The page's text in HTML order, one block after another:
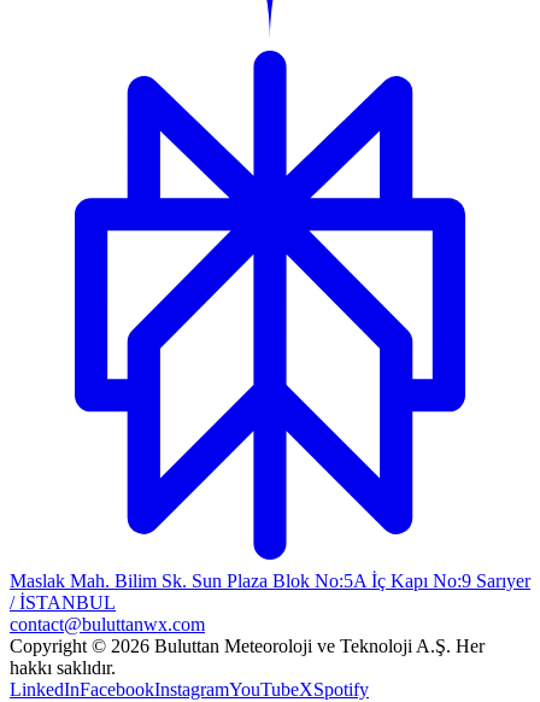
Maslak Mah. Bilim Sk. Sun Plaza Blok No:5A İç Kapı No:9 Sarıyer
/ İSTANBUL
contact@buluttanwx.com
Copyright © 2026 Buluttan Meteoroloji ve Teknoloji A.Ş. Her
hakkı saklıdır.
LinkedInFacebookInstagramYouTubeXSpotify